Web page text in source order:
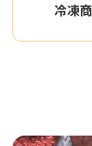
冷凍